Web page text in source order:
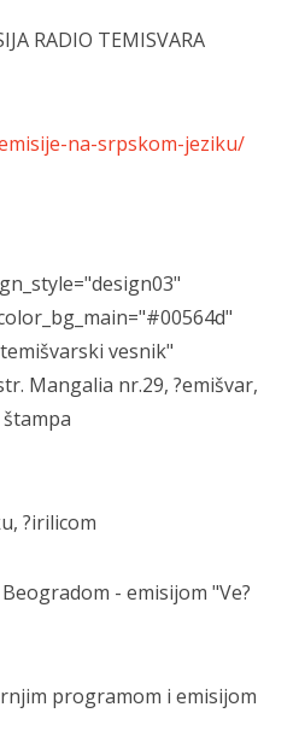
RADIO TEMISVARA
na-srpskom-jeziku/
vesnik"
Mangalia nr.29, ?emišvar,
?irilicom
- emisijom "Ve?
programom i emisijom